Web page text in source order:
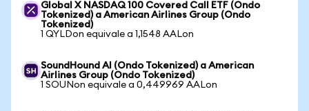
Global X NASDAQ 100 Covered Call ETF (Ondo
Tokenized) a American Airlines Group (Ondo
Tokenized)
1 QYLDon equivale a 1,1548 AALon
SoundHound AI (Ondo Tokenized) a American
Airlines Group (Ondo Tokenized)
1 SOUNon equivale a 0,449969 AALon